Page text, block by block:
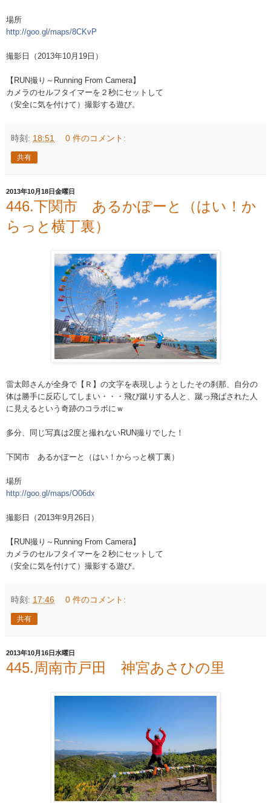
場所
http://goo.gl/maps/8CKvP
撮影日（2013年10月19日）
【RUN撮り～Running From Camera】
カメラのセルフタイマーを２秒にセットして
（安全に気を付けて）撮影する遊び。
時刻: 18:51 0 件のコメント:
共有
2013年10月18日金曜日
446.下関市 あるかぽーと（はい！か
らっと横丁裏）
雷太郎さんが全身で【Ｒ】の文字を表現しようとしたその刹那、自分の
体は勝手に反応してしまい・・・飛び蹴りする人と、蹴っ飛ばされた人
に見えるという奇跡のコラボに ｗ
多分、同じ写真は2度と撮れないRUN撮りでした！
下関市 あるかぽーと（はい！からっと横丁裏）
場所
http://goo.gl/maps/O06dx
撮影日（2013年9月26日）
【RUN撮り～Running From Camera】
カメラのセルフタイマーを２秒にセットして
（安全に気を付けて）撮影する遊び。
時刻: 17:46 0 件のコメント:
共有
2013年10月16日水曜日
445.周南市戸田 神宮あさひの里